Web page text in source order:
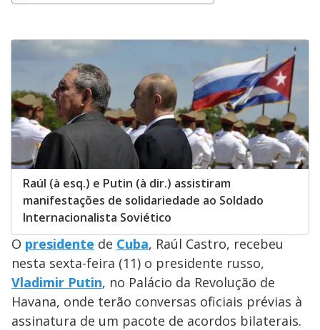
Raúl (à esq.) e Putin (à dir.) assistiram
manifestações de solidariedade ao Soldado
Internacionalista Soviético
O presidente de Cuba, Raúl Castro, recebeu
nesta sexta-feira (11) o presidente russo,
Vladimir Putin, no Palácio da Revolução de
Havana, onde terão conversas oficiais prévias à
assinatura de um pacote de acordos bilaterais.